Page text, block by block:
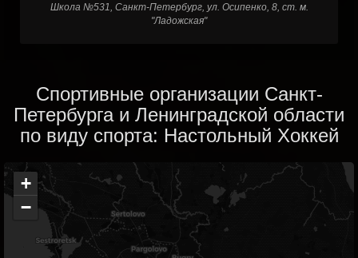
Школа №531, Санкт-Петербург, ул. Осипенко, 8, ст. м.
"Ладожская"
Спортивные организации Санкт-
Петербурга и Ленинградской области
по виду спорта: Настольный Хоккей
+
−